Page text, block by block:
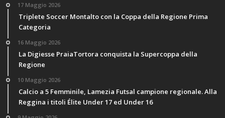
17 Maggio 2026
Triplete Soccer Montalto con la Coppa della Regione Prima
Categoria
16 Maggio 2026
La Digiesse PraiaTortora conquista la Supercoppa della
Regione
10 Maggio 2026
Calcio a 5 Femminile, Lamezia Futsal campione regionale. Alla
Reggina i titoli Élite Under 17 ed Under 16